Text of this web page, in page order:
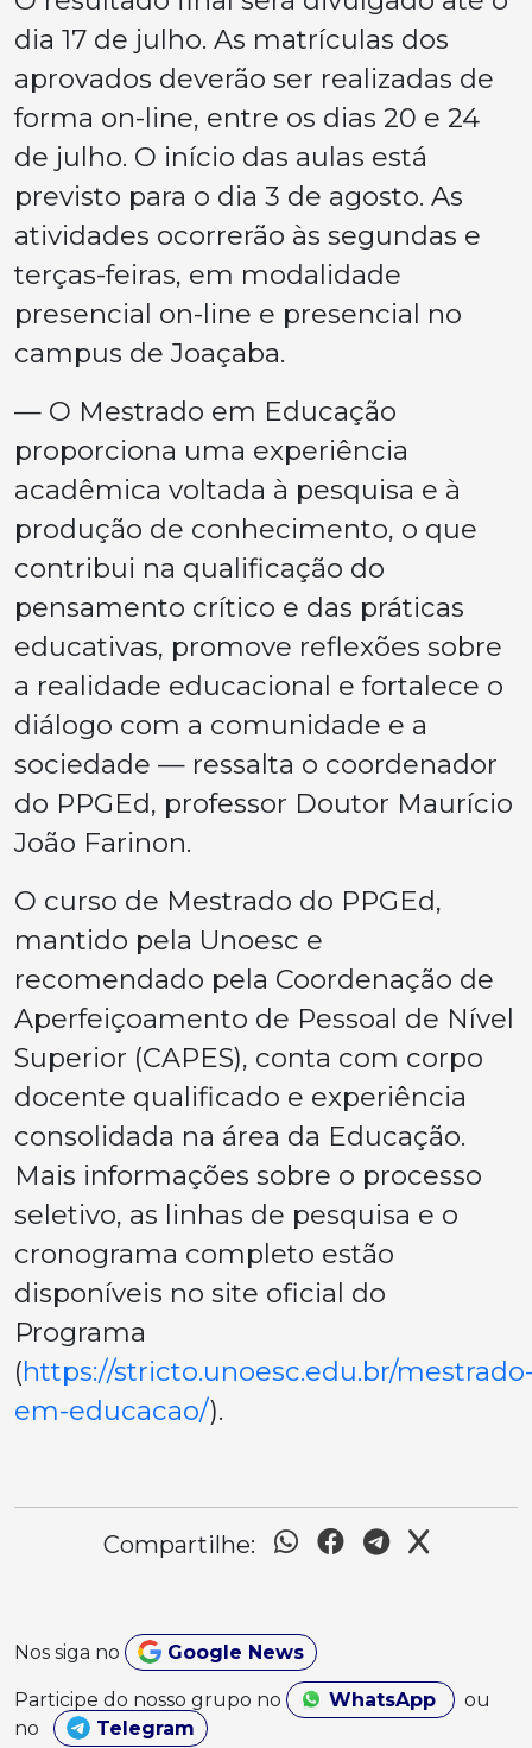
dia 17 de julho. As matrículas dos
aprovados deverão ser realizadas de
forma on-line, entre os dias 20 e 24
de julho. O início das aulas está
previsto para o dia 3 de agosto. As
atividades ocorrerão às segundas e
terças-feiras, em modalidade
presencial on-line e presencial no
campus de Joaçaba.
— O Mestrado em Educação
proporciona uma experiência
acadêmica voltada à pesquisa e à
produção de conhecimento, o que
contribui na qualificação do
pensamento crítico e das práticas
educativas, promove reflexões sobre
a realidade educacional e fortalece o
diálogo com a comunidade e a
sociedade — ressalta o coordenador
do PPGEd, professor Doutor Maurício
João Farinon.
O curso de Mestrado do PPGEd,
mantido pela Unoesc e
recomendado pela Coordenação de
Aperfeiçoamento de Pessoal de Nível
Superior (CAPES), conta com corpo
docente qualificado e experiência
consolidada na área da Educação.
Mais informações sobre o processo
seletivo, as linhas de pesquisa e o
cronograma completo estão
disponíveis no site oficial do
Programa
(https://stricto.unoesc.edu.br/
em-educacao/).
Compartilhe:
Nos siga no Google News
Participe do nosso grupo no WhatsApp
ou
no
Telegram